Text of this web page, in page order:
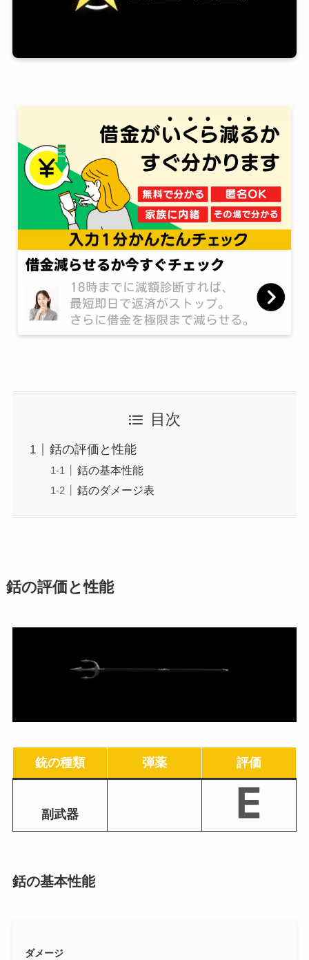
目次
銛の評価と性能
銛の基本性能
銛のダメージ表
銛の評価と性能
銃の種類 弾薬 評価
副武器
銛の基本性能
ダメージ